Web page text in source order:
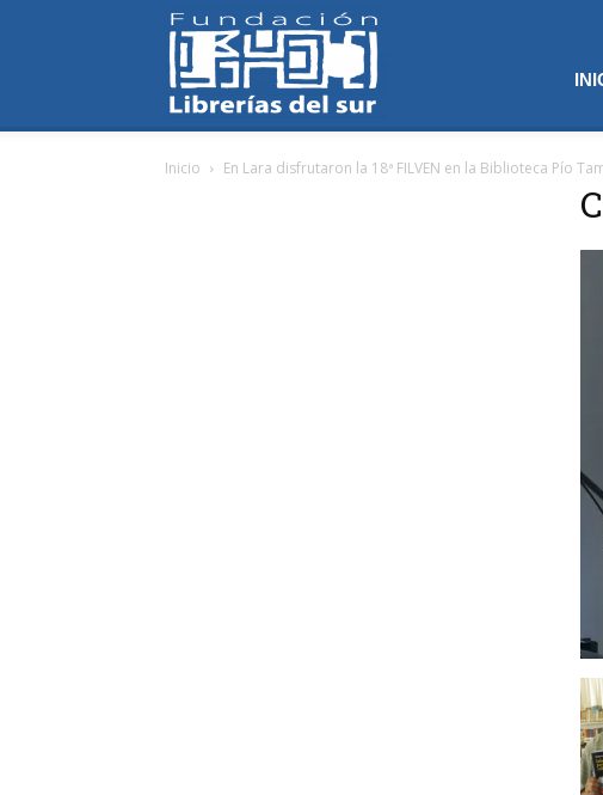
Inicio En Lara disfrutaron la 18ª FILVEN en la Biblioteca Pío